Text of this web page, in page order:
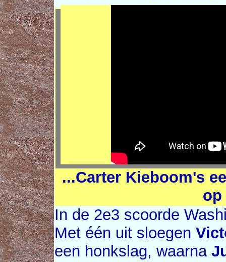
...Carter Kieboom's
op
In de 2e3 scoorde
Met één uit sloegen
een honkslag, waarna